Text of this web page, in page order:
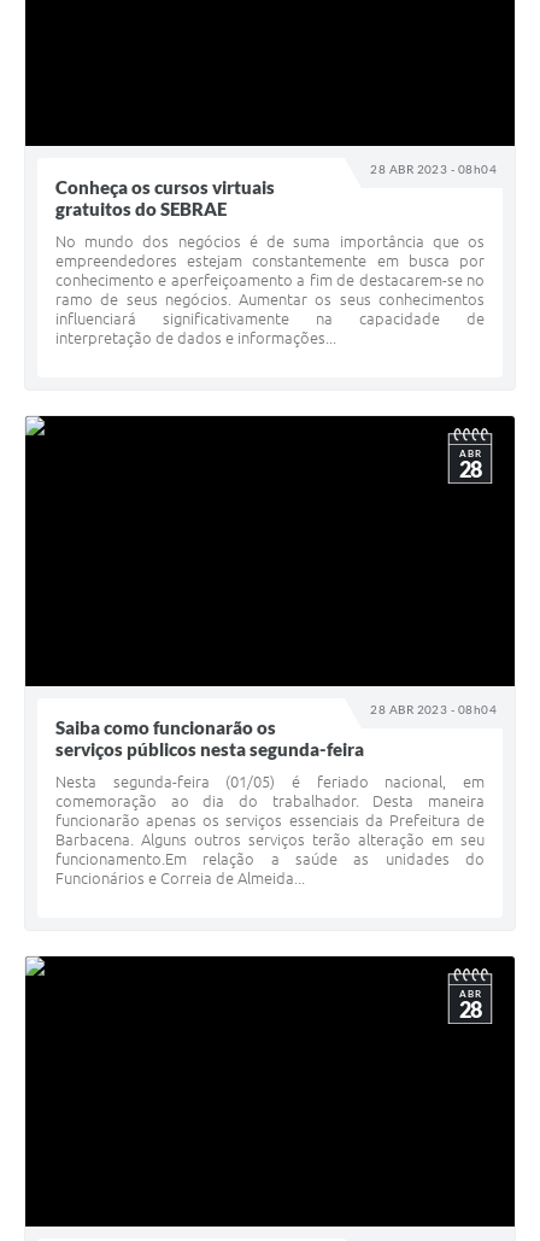
28 ABR 2023 - 08h04
Conheça os cursos virtuais
gratuitos do SEBRAE
No mundo dos negócios é de suma importância que os
empreendedores estejam constantemente em busca por
conhecimento e aperfeiçoamento a fim de destacarem-se no
ramo de seus negócios. Aumentar os seus conhecimentos
influenciará significativamente na capacidade de
interpretação de dados e informações...
28 ABR 2023 - 08h04
ABR
28
Saiba como funcionarão os
serviços públicos nesta segunda-feira
Nesta segunda-feira (01/05) é feriado nacional, em
comemoração ao dia do trabalhador. Desta maneira
funcionarão apenas os serviços essenciais da Prefeitura de
Barbacena. Alguns outros serviços terão alteração em seu
funcionamento.Em relação a saúde as unidades do
Funcionários e Correia de Almeida...
ABR
28